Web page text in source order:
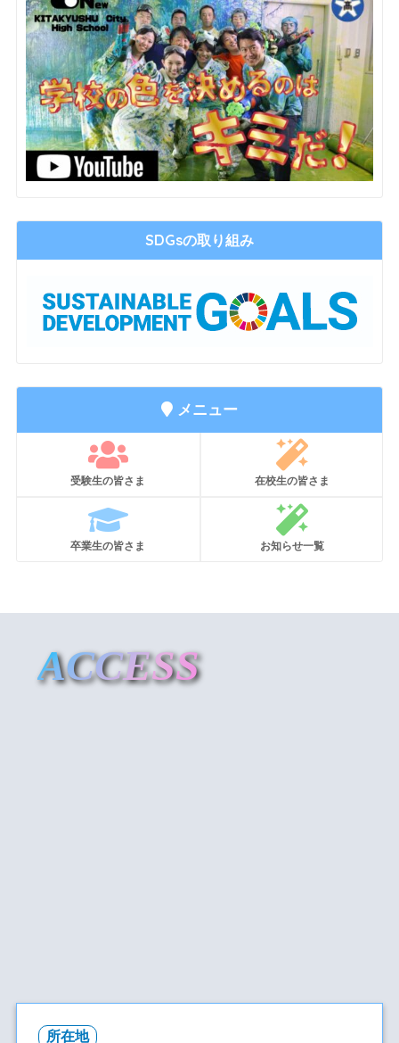
SDGsの取り組み
メニュー
受験生の皆さま 在校生の皆さま
卒業生の皆さま お知らせ一覧
ACCESS
所在地